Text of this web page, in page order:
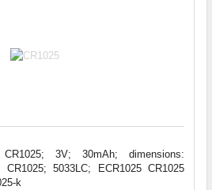
3V; 30mAh; dimensions:
5033LC; ECR1025 CR1025
k